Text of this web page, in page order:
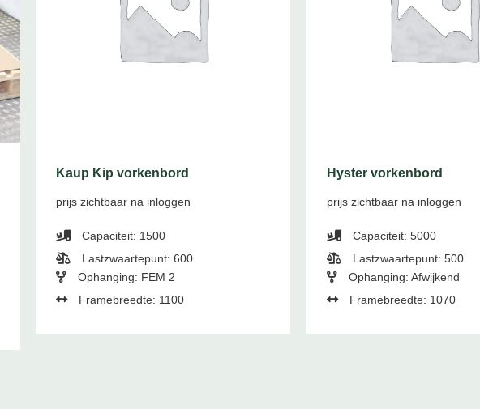
Kaup Kip vorkenbord
prijs zichtbaar na inloggen
Capaciteit: 1500
Lastzwaartepunt: 600
Ophanging: FEM 2
Framebreedte: 1100
Hyster vorkenbord
prijs zichtbaar na inloggen
Capaciteit: 5000
Lastzwaartepunt: 500
Ophanging: Afwijkend
Framebreedte: 1070